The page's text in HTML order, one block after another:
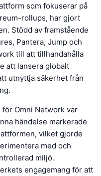
som fokuserar på
rollups, har gjort
Stödd av framstående
Pantera, Jump och
till att tillhandahålla
att lansera globalt
utnyttja säkerhet från
för Omni Network var
händelse markerade
vilket gjorde
med och
miljö.
engagemang för att